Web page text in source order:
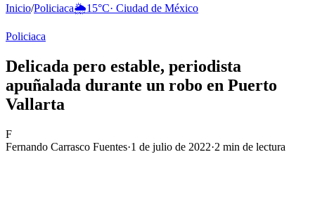
Inicio/Policiaca🌦️15°C· Ciudad de México
Policiaca
Delicada pero estable, periodista
apuñalada durante un robo en Puerto
Vallarta
F
Fernando Carrasco Fuentes·1 de julio de 2022·2 min de lectura